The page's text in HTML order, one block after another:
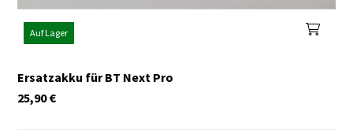
Auf Lager
Ersatzakku für BT Next Pro
€
25,90